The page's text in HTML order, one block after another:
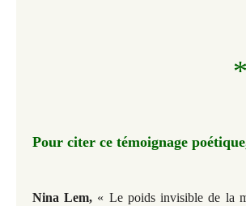
Pour citer ce témoignage
Nina Lem, « Le poids invisible de la